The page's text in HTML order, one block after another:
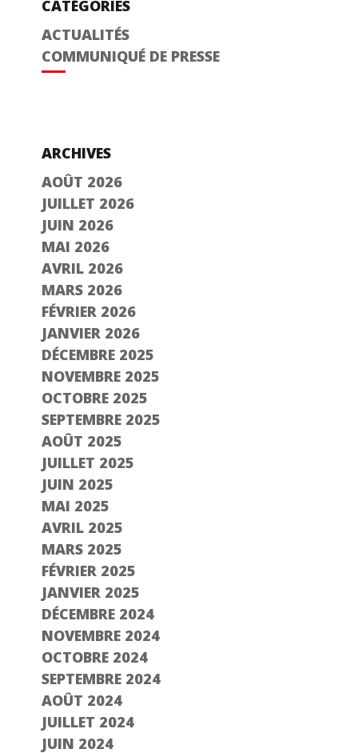
CATÉGORIES
ACTUALITÉS
COMMUNIQUÉ DE PRESSE
ARCHIVES
AOÛT 2026
JUILLET 2026
JUIN 2026
MAI 2026
AVRIL 2026
MARS 2026
FÉVRIER 2026
JANVIER 2026
DÉCEMBRE 2025
NOVEMBRE 2025
OCTOBRE 2025
SEPTEMBRE 2025
AOÛT 2025
JUILLET 2025
JUIN 2025
MAI 2025
AVRIL 2025
MARS 2025
FÉVRIER 2025
JANVIER 2025
DÉCEMBRE 2024
NOVEMBRE 2024
OCTOBRE 2024
SEPTEMBRE 2024
AOÛT 2024
JUILLET 2024
JUIN 2024